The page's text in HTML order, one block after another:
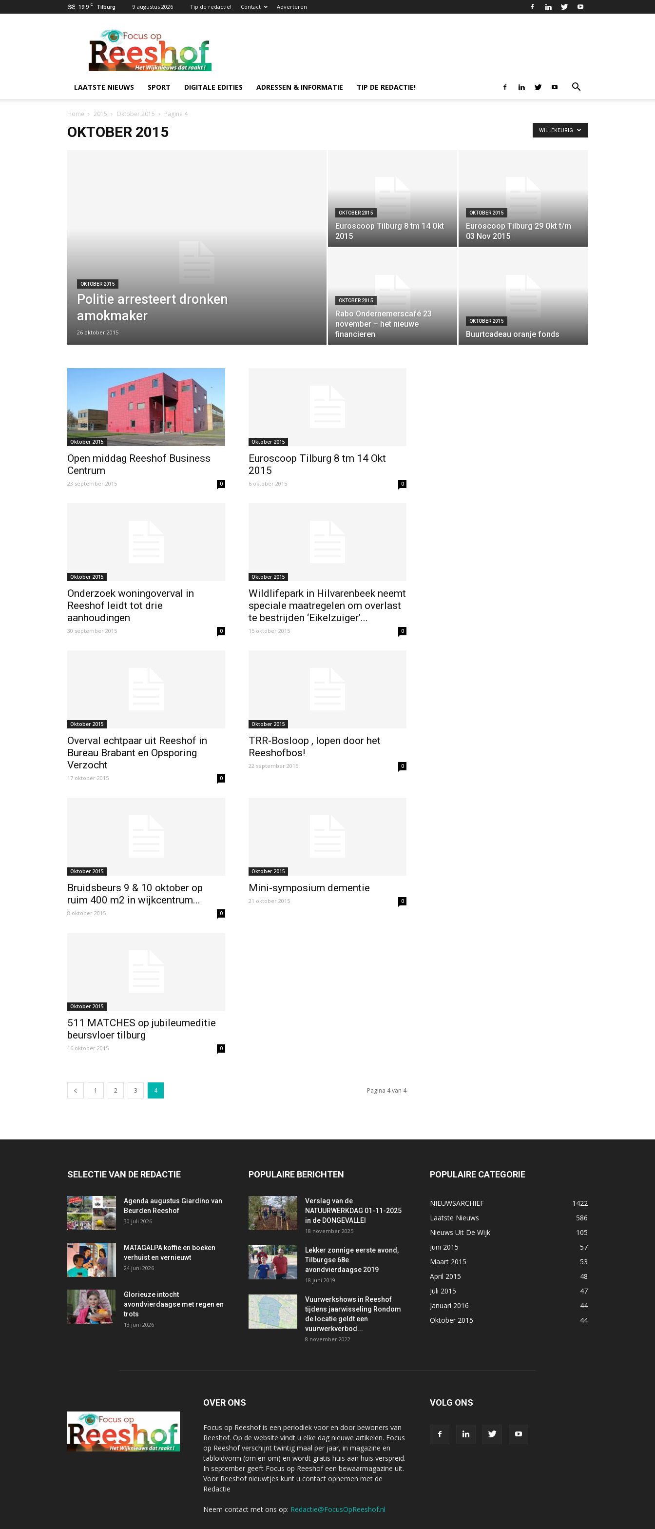
19.9 C Tilburg 9 augustus 2026 Tip de redactie! Contact Adverteren
Focus
op
Reeshof.nl
LAATSTE NIEUWS SPORT DIGITALE EDITIES ADRESSEN & INFORMATIE TIP DE REDACTIE!
Home 2015 Oktober 2015 Pagina 4
OKTOBER 2015 WILLEKEURIG
OKTOBER 2015
Politie arresteert dronken
amokmaker
26 oktober 2015
OKTOBER 2015
Euroscoop Tilburg 8 tm 14 Okt
2015
OKTOBER 2015
Euroscoop Tilburg 29 Okt t/m
03 Nov 2015
OKTOBER 2015
Rabo Ondernemerscafé 23
november – het nieuwe
financieren
OKTOBER 2015
Buurtcadeau oranje fonds
Oktober 2015
Open middag Reeshof Business
Centrum
23 september 2015 0
Oktober 2015
Euroscoop Tilburg 8 tm 14 Okt
2015
6 oktober 2015 0
Oktober 2015
Onderzoek woningoverval in
Reeshof leidt tot drie
aanhoudingen
30 september 2015 0
Oktober 2015
Wildlifepark in Hilvarenbeek neemt
speciale maatregelen om overlast
te bestrijden ‘Eikelzuiger’...
15 oktober 2015 0
Oktober 2015
Overval echtpaar uit Reeshof in
Bureau Brabant en Opsporing
Verzocht
17 oktober 2015 0
Oktober 2015
TRR-Bosloop , lopen door het
Reeshofbos!
22 september 2015 0
Oktober 2015
Bruidsbeurs 9 & 10 oktober op
ruim 400 m2 in wijkcentrum...
8 oktober 2015 0
Oktober 2015
Mini-symposium dementie
21 oktober 2015 0
Oktober 2015
511 MATCHES op jubileumeditie
beursvloer tilburg
16 oktober 2015 0
1 2 3 4 Pagina 4 van 4
SELECTIE VAN DE REDACTIE
Agenda augustus Giardino van
Beurden Reeshof
30 juli 2026
MATAGALPA koffie en boeken
verhuist en vernieuwt
24 juni 2026
Glorieuze intocht
avondvierdaagse met regen en
trots
13 juni 2026
POPULAIRE BERICHTEN
Verslag van de
NATUURWERKDAG 01-11-2025
in de DONGEVALLEI
18 november 2025
Lekker zonnige eerste avond,
Tilburgse 68e
avondvierdaagse 2019
18 juni 2019
Vuurwerkshows in Reeshof
tijdens jaarwisseling Rondom
de locatie geldt een
vuurwerkverbod...
8 november 2022
POPULAIRE CATEGORIE
NIEUWSARCHIEF
1422
Laatste Nieuws
586
Nieuws Uit De Wijk
105
Juni 2015
57
Maart 2015
53
April 2015
48
Juli 2015
47
Januari 2016
44
Oktober 2015
44
OVER ONS
Focus op Reeshof is een periodiek voor en door bewoners van
Reeshof. Op de website vindt u elke dag nieuwe artikelen. Focus
op Reeshof verschijnt twintig maal per jaar, in magazine en
tabloidvorm (om en om) en wordt gratis huis aan huis verspreid.
In september geeft Focus op Reeshof een bewaarmagazine uit.
Voor Reeshof nieuwtjes kunt u contact opnemen met de
Redactie
Neem contact met ons op: Redactie@FocusOpReeshof.nl
VOLG ONS